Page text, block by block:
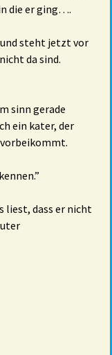
die er ging….
und steht jetzt vor
da sind.
sinn gerade
ein kater, der
liest, dass er nicht